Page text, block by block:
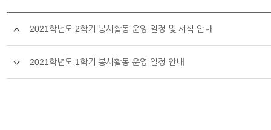
2021학년도 2학기 봉사활동 운영 일정 및 서식 안내
2021학년도 1학기 봉사활동 운영 일정 안내